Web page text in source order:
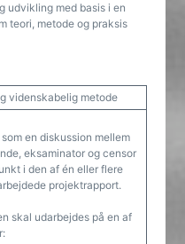
udvikling med basis i en
teori, metode og praksis
videnskabelig metode
en diskussion mellem
eksaminator og censor
i den af én eller flere
projektrapport.
skal udarbejdes på en af